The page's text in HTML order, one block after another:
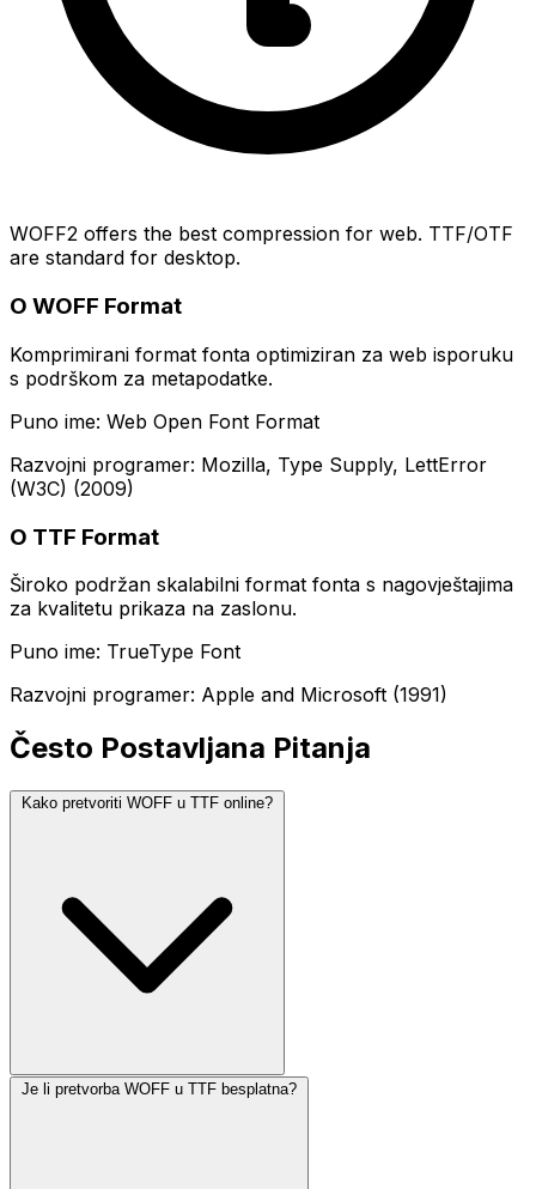
WOFF2 offers the best compression for web. TTF/OTF
are standard for desktop.
O WOFF Format
Komprimirani format fonta optimiziran za web isporuku
s podrškom za metapodatke.
Puno ime: Web Open Font Format
Razvojni programer: Mozilla, Type Supply, LettError
(W3C) (2009)
O TTF Format
Široko podržan skalabilni format fonta s nagovještajima
za kvalitetu prikaza na zaslonu.
Puno ime: TrueType Font
Razvojni programer: Apple and Microsoft (1991)
Često Postavljana Pitanja
Kako pretvoriti WOFF u TTF online?
Je li pretvorba WOFF u TTF besplatna?